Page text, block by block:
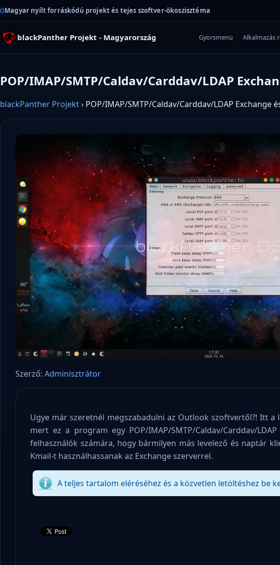
Magyar nyílt forráskódú projekt és tejes szoftver-ökoszisztéma
blackPanther Projekt - Magyarország Gyorsmenü Alkalmazás
POP/IMAP/SMTP/Caldav/Carddav/LDAP
blackPanther Projekt› POP/IMAP/SMTP/Caldav/Carddav/LDAP Exchange
Szerző: Adminisztrátor
Ugye már szeretnél megszabadulni az Outlook szoftvertől?! Itt a
mert ez a program egy POP/IMAP/SMTP/Caldav/Carddav/
felhasználók számára, hogy bármilyen más levelező és naptár
Kmail-t használhassanak az Exchange szerverrel.
A teljes tartalom eléréséhez és a közvetlen letöltéshez be